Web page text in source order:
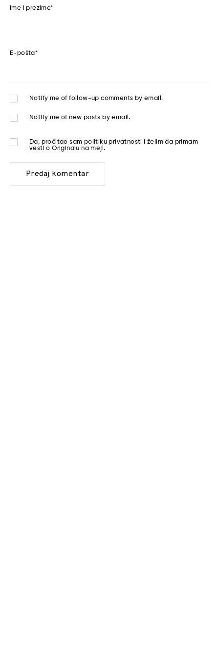
Ime i prezime*
E-pošta*
Notify me of follow-up comments by email.
Notify me of new posts by email.
Da, pročitao sam politiku privatnosti
i želim da primam
vesti o Originalu na mejl.